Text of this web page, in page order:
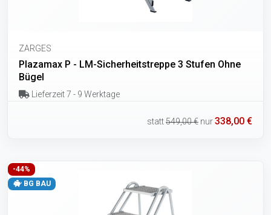
ZARGES
Plazamax P - LM-Sicherheitstreppe 3 Stufen Ohne
Bügel
Lieferzeit 7 - 9 Werktage
statt549,00 € nur338,00 €
-44%
BG BAU